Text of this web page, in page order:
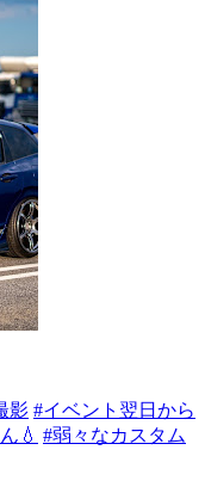
影 #イベント翌日から
💧 #弱々なカスタム